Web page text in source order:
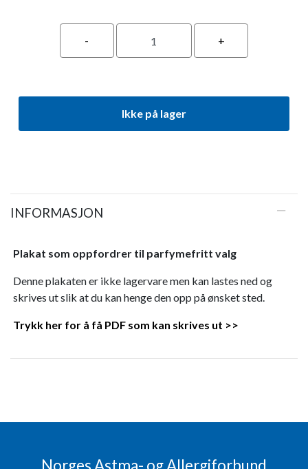
Ikke på lager
INFORMASJON
Plakat som oppfordrer til parfymefritt valg
Denne plakaten er ikke lagervare men kan lastes ned og
skrives ut slik at du kan henge den opp på ønsket sted.
Trykk her for å få PDF som kan skrives ut >>
Norges Astma- og Allergiforbund